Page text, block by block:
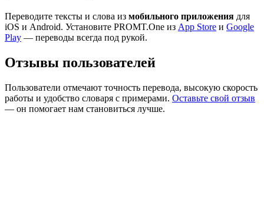
Переводите тексты и слова из мобильного приложения для
iOS и Android. Установите PROMT.One из App Store и Google
Play — переводы всегда под рукой.
Отзывы пользователей
Пользователи отмечают точность перевода, высокую скорость
работы и удобство словаря с примерами. Оставьте свой отзыв
— он помогает нам становиться лучше.